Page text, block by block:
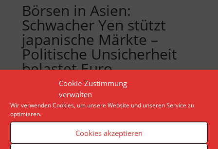
Cookie-Zustimmung
verwalten
Wir verwenden Cookies, um unsere Website und unseren Service zu
optimieren.
Cookies akzeptieren
Börsen in Asien:
Schwacher Yen stützt
japanische Märkte –
Politische Unsicherheit
belastet Euro
Anleger zweifeln an Zinssenkungen der US-
Notenbank und blicken besorgt nach Frankreich, wo
Staatschef Macron Neuwahlen angekündigt hat.